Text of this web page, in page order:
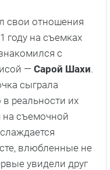
свои отношения
году на съемках
с
— Сарой Шахи.
сыграла
реальности их
на съемочной
влюбленные не
увидели друг